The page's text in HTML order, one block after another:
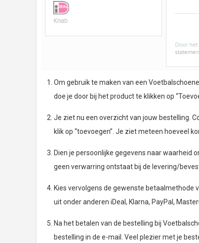
Om gebruik te maken van een
doe je door bij het product te klikken op
Je ziet nu een overzicht van jouw bestelling.
klik op “toevoegen”. Je ziet meteen hoeveel
Dien je persoonlijke gegevens naar waarheid
geen verwarring ontstaat bij de levering/
Kies vervolgens de gewenste betaalmethode
uit onder anderen iDeal, Klarna, PayPal,
Na het betalen van de bestelling bij
bestelling in de e-mail. Veel plezier met je